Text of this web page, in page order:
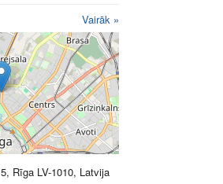
Vairāk »
Rīga LV-1010, Latvija